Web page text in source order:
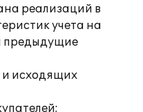
реализаций в
учета на
предыдущие
исходящих